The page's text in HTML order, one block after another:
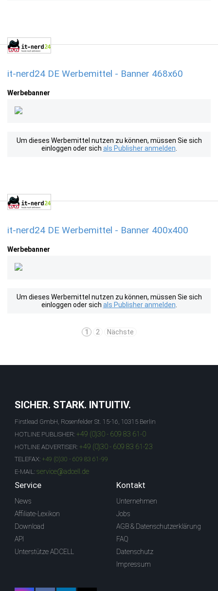
it-nerd24 DE Werbemittel - Banner 468x60
Werbebanner
Um dieses Werbemittel nutzen zu können, müssen Sie sich
einloggen oder sich als Publisher anmelden
it-nerd24 DE Werbemittel - Banner 400x400
Werbebanner
Um dieses Werbemittel nutzen zu können, müssen Sie sich
einloggen oder sich als Publisher anmelden
1 2 Nächste
SICHER. STARK. INTUITIV.
Firstlead GmbH, Rosenfelder St. 15-16, 10315 Berlin
HOTLINE PUBLISHER: +49 (0)30 - 609 83 61-0
HOTLINE ADVERTISER: +49 (0)30 - 609 83 61-23
TELEFAX: +49 (0)30 - 609 83 61-99
E-MAIL: service@adcell.de
Service
News
Affiliate-Lexikon
Download
API
Unterstütze ADCELL
Kontakt
Unternehmen
Jobs
AGB & Datenschutzerklärung
FAQ
Datenschutz
Impressum